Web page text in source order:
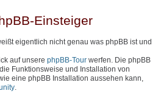
Einsteiger
eigentlich nicht genau was phpBB ist und
auf unsere phpBB-Tour werfen. Die phpBB
Funktionsweise und Installation von
eine phpBB Installation aussehen kann,